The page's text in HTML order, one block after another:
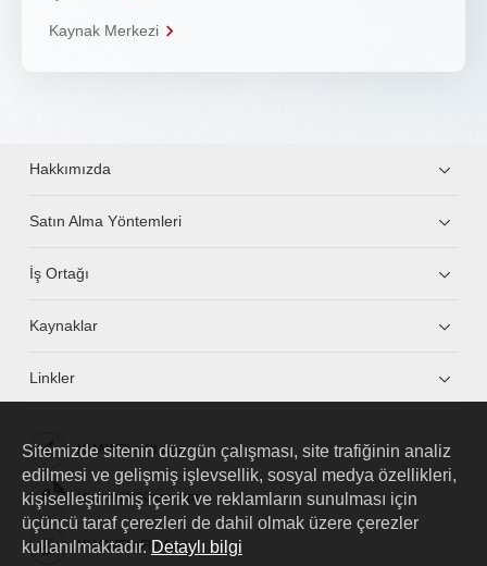
Kaynak Merkezi
Hakkımızda
Satın Alma Yöntemleri
İş Ortağı
Kaynaklar
Linkler
HUAWEI eKit App
Huawei HiKnow App
HUAWEI eFly App
Sitemizde sitenin düzgün çalışması, site trafiğinin analiz
edilmesi ve gelişmiş işlevsellik, sosyal medya özellikleri,
kişiselleştirilmiş içerik ve reklamların sunulması için
üçüncü taraf çerezleri de dahil olmak üzere çerezler
kullanılmaktadır. Detaylı bilgi